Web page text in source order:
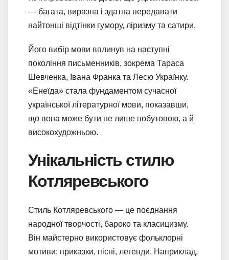
— багата, виразна і здатна передавати
найтонші відтінки гумору, ліризму та сатири.
Його вибір мови вплинув на наступні
покоління письменників, зокрема Тараса
Шевченка, Івана Франка та Лесю Українку.
«Енеїда» стала фундаментом сучасної
української літературної мови, показавши,
що вона може бути не лише побутовою, а й
високохудожньою.
Унікальність стилю
Котляревського
Стиль Котляревського — це поєднання
народної творчості, бароко та класицизму.
Він майстерно використовує фольклорні
мотиви: приказки, пісні, легенди. Наприклад,